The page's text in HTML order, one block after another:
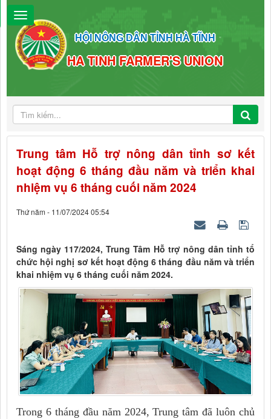
HỘI NÔNG DÂN TỈNH HÀ TĨNH
HA TINH FARMER'S UNION
Trung tâm Hỗ trợ nông dân tỉnh sơ kết
hoạt động 6 tháng đầu năm và triển khai
nhiệm vụ 6 tháng cuối năm 2024
Thứ năm - 11/07/2024 05:54
Sáng ngày 117/2024, Trung Tâm Hỗ trợ nông dân tỉnh tổ
chức hội nghị sơ kết hoạt động 6 tháng đầu năm và triển
khai nhiệm vụ 6 tháng cuối năm 2024.
Trong 6 tháng đầu năm 2024, Trungtâm đã luôn chủ